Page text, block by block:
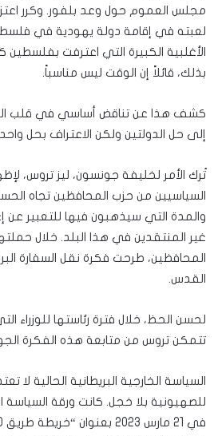
مجلس العموم حول وعد بلفور. وكرر اعتزاز
لعبته في إقامة دولة يهودية في
الأغلبية الكبيرة التي اعترفت بفلسطين
بذلك، قائلاً إن الوقت ليس مناسباً.
كشف هذا عن تناقض أساسي في قلب
إلى حل الدولتين ولكن الاعتراف بحل
تُرك الأمر لخليفة جونسون، ليز تروس،
السياسيين من حزب المحافظين تجاه
والمدة التي سيذهبون فيها للتعبير عن
غير المنتقدين في هذا البلد. خلال
المحافظين، طرحت فكرة نقل السفارة
القدس.
تتمكن تروس من متابعة هذه الفكرة
السياسة الخارجية البريطانية الحالية
للصهيونية بلا خجل. كانت ورقة السياسة